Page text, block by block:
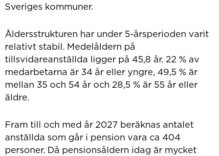
Sveriges kommuner.
Åldersstrukturen har under 5-årsperioden varit
relativt stabil. Medelåldern på
tillsvidareanställda ligger på 45,8 år. 22 % av
medarbetarna är 34 år eller yngre, 49,5 % är
mellan 35 och 54 år och 28,5 % är 55 år eller
äldre.
Fram till och med år 2027 beräknas antalet
anställda som går i pension vara ca 404
personer. Då pensionsåldern idag är mycket